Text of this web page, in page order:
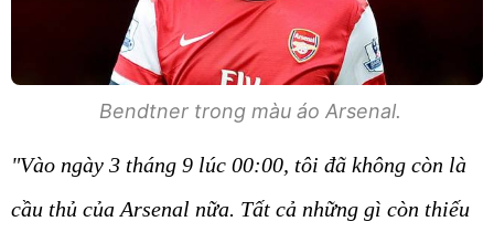
Bendtner trong màu áo Arsenal.
"Vào ngày 3 tháng 9 lúc 00:00, tôi đã không còn là
cầu thủ của Arsenal nữa. Tất cả những gì còn thiếu